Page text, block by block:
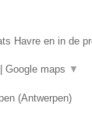
Havre en in de
Google maps ▼
(Antwerpen)